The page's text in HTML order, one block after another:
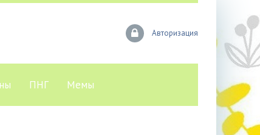
Авторизация
ПНГ Мемы